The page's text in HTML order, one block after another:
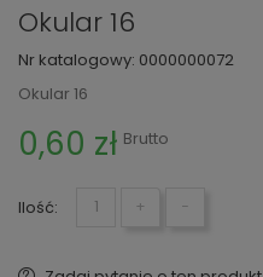
Okular 16
Nr katalogowy: 0000000072
Okular 16
0,60 zł Brutto
Ilość: + −